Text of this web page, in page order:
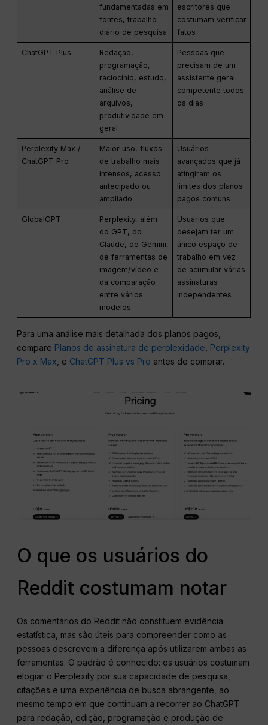
fundamentadas em
fontes, trabalho
diário de pesquisa
escritores que
costumam verificar
fatos
ChatGPT Plus
Redação,
programação,
raciocínio, estudo,
análise de
arquivos,
produtividade em
geral
Pessoas que
precisam de um
assistente geral
competente todos
os dias
Perplexity Max /
ChatGPT Pro
Maior uso, fluxos
de trabalho mais
intensos, acesso
antecipado ou
ampliado
Usuários
avançados que já
atingiram os
limites dos planos
pagos comuns
GlobalGPT
Perplexity, além
do GPT, do
Claude, do Gemini,
de ferramentas de
imagem/vídeo e
da comparação
entre vários
modelos
Usuários que
desejam ter um
único espaço de
trabalho em vez
de acumular várias
assinaturas
independentes
Para uma análise mais detalhada dos planos pagos,
compare Planos de assinatura de perplexidade Perplexity
Pro x Max , e ChatGPT Plus vs Pro antes de comprar.
O que os usuários do
Reddit costumam notar
Os comentários do Reddit não constituem evidência
estatística, mas são úteis para compreender como as
pessoas descrevem a diferença após utilizarem ambas as
ferramentas. O padrão é conhecido: os usuários costumam
elogiar o Perplexity por sua capacidade de pesquisa,
citações e uma experiência de busca abrangente, ao
mesmo tempo em que continuam a recorrer ao ChatGPT
para redação, edição, programação e produção de